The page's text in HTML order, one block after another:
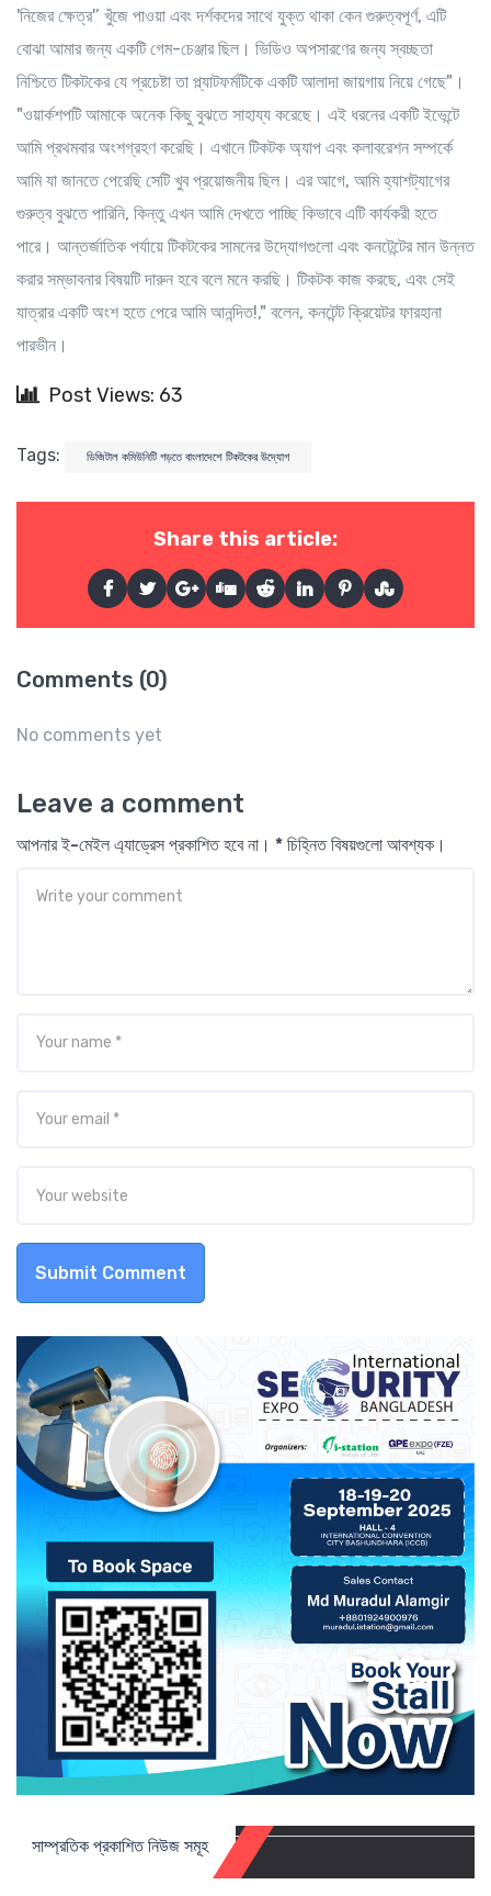
'নিজের ক্ষেত্র'’ খুঁজে পাওয়া এবং দর্শকদের সাথে যুক্ত থাকা কেন গুরুত্বপূর্ণ, এটি
বোঝা আমার জন্য একটি গেম-চেঞ্জার ছিল। ভিডিও অপসারণের জন্য স্বচ্ছতা
নিশ্চিতে টিকটকের যে প্রচেষ্টা তা প্ল্যাটফর্মটিকে একটি আলাদা জায়গায় নিয়ে গেছে"।
"ওয়ার্কশপটি আমাকে অনেক কিছু বুঝতে সাহায্য করেছে। এই ধরনের একটি ইভেন্টে
আমি প্রথমবার অংশগ্রহণ করেছি। এখানে টিকটক অ্যাপ এবং কলাবরেশন সম্পর্কে
আমি যা জানতে পেরেছি সেটি খুব প্রয়োজনীয় ছিল। এর আগে, আমি হ্যাশট্যাগের
গুরুত্ব বুঝতে পারিনি, কিন্তু এখন আমি দেখতে পাচ্ছি কিভাবে এটি কার্যকরী হতে
পারে। আন্তর্জাতিক পর্যায়ে টিকটকের সামনের উদ্যোগগুলো এবং কনটেন্টের মান উন্নত
করার সম্ভাবনার বিষয়টি দারুন হবে বলে মনে করছি। টিকটক কাজ করছে, এবং সেই
যাত্রার একটি অংশ হতে পেরে আমি আনন্দিত!," বলেন, কনটেন্ট ক্রিয়েটর ফারহানা
পারভীন।
Post Views: 63
Tags: ডিজিটাল কমিউনিটি গড়তে বাংলাদেশে টিকটকের উদ্যোগ
Share this article:
Comments (0)
No comments yet
Leave a comment
আপনার ই-মেইল এ্যাড্রেস প্রকাশিত হবে না। * চিহ্নিত বিষয়গুলো আবশ্যক।
Submit Comment
সাম্প্রতিক প্রকাশিত নিউজ সমূহ